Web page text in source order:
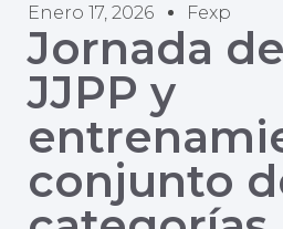
Enero 17, 2026 Fexp
Jornada
JJPP y
conjunto